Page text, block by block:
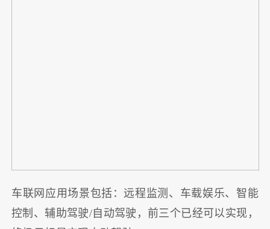
车联网应用场景包括：远程监测、车载娱乐、智能
控制、辅助驾驶/自动驾驶，前三个已经可以实现，